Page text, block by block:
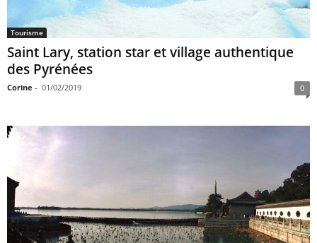
Tourisme
Saint Lary, station star et village authentique
des Pyrénées
Corine - 01/02/2019 0